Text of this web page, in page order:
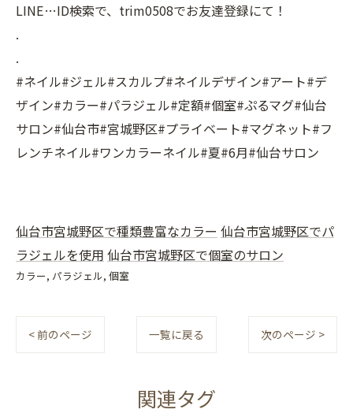
LINE…ID検索で、trim0508でお友達登録にて！
.
.
#ネイル#ジェル#スカルプ#ネイルデザイン#アート#デ
ザイン#カラー#パラジェル#定額#個室#ぷるマグ#仙台
サロン#仙台市#宮城野区#プライベート#マグネット#フ
レンチネイル#ワンカラーネイル#夏#6月#仙台サロン
仙台市宮城野区で種類豊富なカラー 仙台市宮城野区でパ
ラジェルを使用 仙台市宮城野区で個室のサロン
カラー パラジェル 個室
< 前のページ 一覧に戻る 次のページ >
関連タグ